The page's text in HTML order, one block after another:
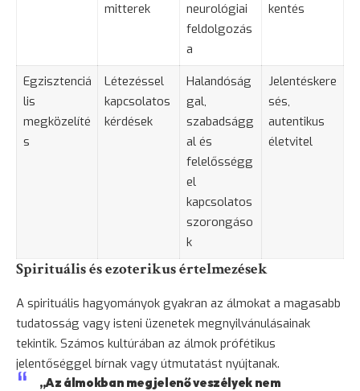
mitterek
neurológiai
feldolgozás
a
kentés
Egzisztenciá
lis
megközelíté
s
Létezéssel
kapcsolatos
kérdések
Halandóság
gal,
szabadságg
al és
felelősségg
el
kapcsolatos
szorongáso
k
Jelentéskere
sés,
autentikus
életvitel
Spirituális és ezoterikus értelmezések
A spirituális hagyományok gyakran az álmokat a magasabb
tudatosság vagy isteni üzenetek megnyilvánulásainak
tekintik. Számos kultúrában az álmok prófétikus
jelentőséggel bírnak vagy útmutatást nyújtanak.
„Az álmokban megjelenő veszélyek nem